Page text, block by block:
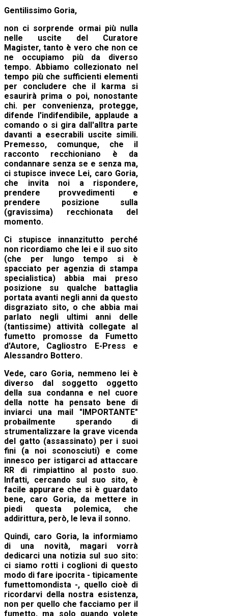
Gentilissimo Goria,
non ci sorprende ormai più nulla
nelle uscite del Curatore
Magister, tanto è vero che non ce
ne occupiamo più da diverso
tempo. Abbiamo collezionato nel
tempo più che sufficienti elementi
per concludere che il karma si
esaurirà prima o poi, nonostante
chi. per convenienza,protegge,
difende l'indifendibile, applaude a
comando o si gira dall'alltra parte
davanti a esecrabili uscite simili.
Premesso, comunque, che il
racconto recchioniano è da
condannare senza se e senza ma,
ci stupisce invece Lei, caro Goria,
che invita noi a rispondere,
prendere provvedimenti e
prendere posizione sulla
(gravissima) recchionata del
momento.
Ci stupisce innanzitutto perché
non ricordiamo che lei e il suo sito
(che per lungo tempo si è
spacciato per agenzia di stampa
specialistica) abbia mai preso
posizione su qualche battaglia
portata avanti negli anni da questo
disgraziato sito, o che abbia mai
parlato negli ultimi anni delle
(tantissime) attività collegate al
fumetto promosse da Fumetto
d'Autore, Cagliostro E-Press e
Alessandro Bottero.
Vede, caro Goria, nemmeno lei è
diverso dal soggetto oggetto
della sua condanna e nel cuore
della notte ha pensato bene di
inviarci una mail "IMPORTANTE"
probailmente sperando di
strumentalizzare la grave vicenda
del gatto (assassinato) per i suoi
fini (a noi sconosciuti) e come
innesco per istigarci ad attaccare
RR di rimpiattino al posto suo.
Infatti, cercando sul suo sito, è
facile appurare che si è guardato
bene, caro Goria, da mettere in
piedi questa polemica, che
addirittura, però, le leva il sonno.
Quindi, caro Goria, la informiamo
di una novità, magari vorrà
dedicarci una notizia sul suo sito:
ci siamo rotti i coglioni di questo
modo di fare ipocrita - tipicamente
fumettomondista -, quello cioè di
ricordarvi della nostra esistenza,
non per quello che facciamo per il
fumetto, ma solo quando volete